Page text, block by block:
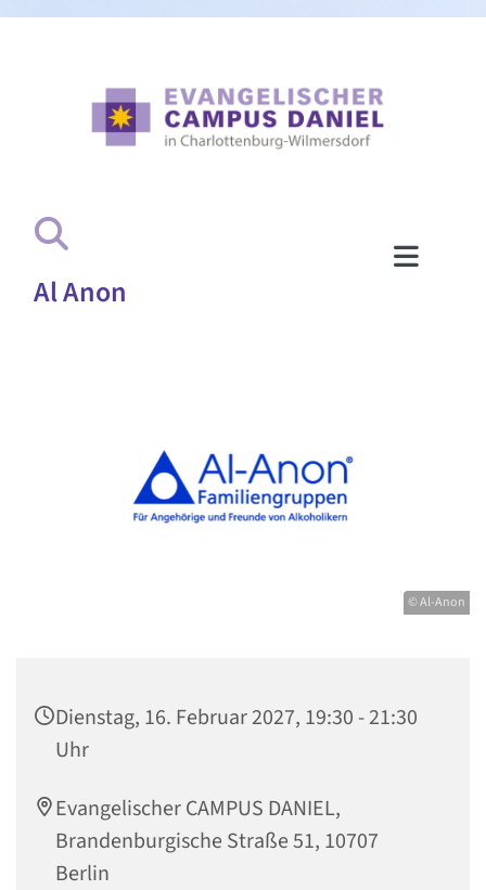
Al Anon
© Al-Anon
Dienstag, 16. Februar 2027, 19:30 - 21:30
Uhr
Evangelischer CAMPUS DANIEL,
Brandenburgische Straße 51, 10707
Berlin